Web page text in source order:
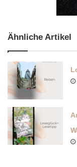
Ähnliche Artikel